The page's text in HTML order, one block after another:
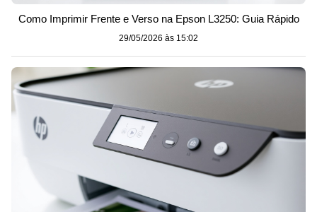
Como Imprimir Frente e Verso na Epson L3250: Guia Rápido
29/05/2026 às 15:02